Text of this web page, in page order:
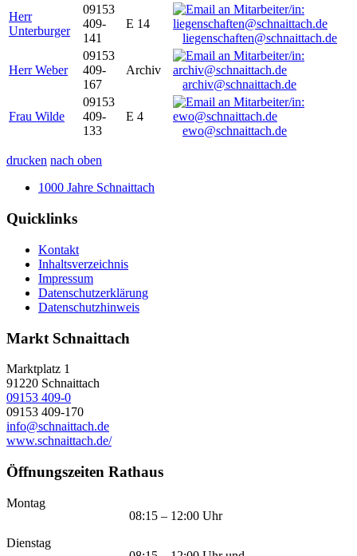
Herr
Unterburger
09153
409-
141
E 14
liegenschaften@schnaittach.de
Herr Weber
09153
409-
167
Archiv
archiv@schnaittach.de
Frau Wilde
09153
409-
133
E 4
ewo@schnaittach.de
drucken nach oben
1000 Jahre Schnaittach
Quicklinks
Kontakt
Inhaltsverzeichnis
Impressum
Datenschutzerklärung
Datenschutzhinweis
Markt Schnaittach
Marktplatz 1
91220 Schnaittach
09153 409-0
09153 409-170
info@schnaittach.de
www.schnaittach.de/
Öffnungszeiten Rathaus
Montag
08:15 – 12:00 Uhr
Dienstag